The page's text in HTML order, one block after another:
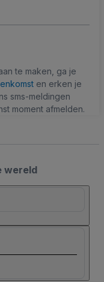
te maken, ga je
en erken je
sms-meldingen
moment afmelden.
wereld